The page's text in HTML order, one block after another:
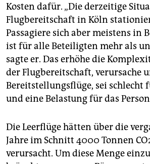
Kosten dafür. „Die derzeitige
Flugbereitschaft in Köln
Passagiere sich aber meistens in
ist für alle Beteiligten mehr als
sagte er. Das erhöhe die
der Flugbereitschaft, verursache
Bereitstellungsflüge, sei schlecht
und eine Belastung für das
Die Leerflüge hätten über die
Jahre im Schnitt 4000 Tonnen
verursacht. Um diese Menge